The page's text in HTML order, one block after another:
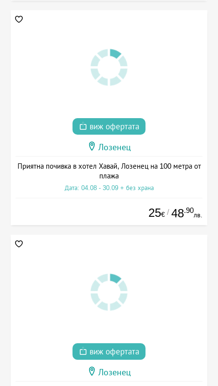
виж офертата
Лозенец
Приятна почивка в хотел Хавай, Лозенец на 100 метра от
плажа
Дата: 04.08 - 30.09 + без храна
25€ / 48.90
лв.
виж офертата
Лозенец